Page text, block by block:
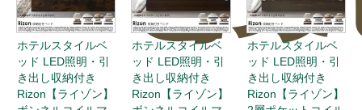
ホテルスタイルベ
ッド LED照明・引
き出し収納付き
Rizon【ライゾン】
ホテルスタイルベ
ッド LED照明・引
き出し収納付き
Rizon【ライゾン】
ホテルスタイルベ
ッド LED照明・引
き出し収納付き
Rizon【ライゾン】